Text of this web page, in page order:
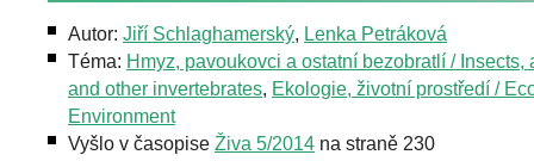
Autor: Jiří Schlaghamerský, Lenka Petráková
Téma: Hmyz, pavoukovci a ostatní bezobratlí / Insects,
and other invertebrates, Ekologie, životní prostředí /
Environment
Vyšlo v časopise Živa 5/2014 na straně 230